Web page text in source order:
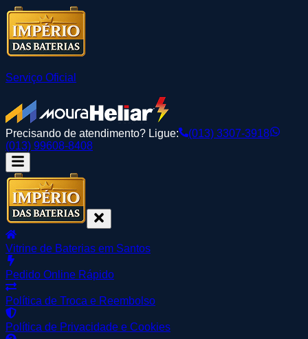
Serviço Oficial
Precisando de atendimento? Ligue:
(013) 3307-3918
(013) 99608-8408
Vitrine de Baterias em Santos
Pedido Online Rápido
Política de Troca e Reembolso
Política de Privacidade e Cookies